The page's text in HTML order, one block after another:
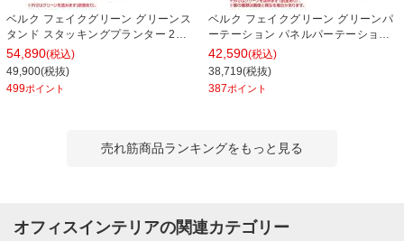
ベルク フェイクグリーン グリーンス
タンド スタッキングプランター 2段
タイプ BOXプランター アイアン風脚
人工 造花 GR2553 幅500×奥行500×
高さ1100mm
54,890(税込)
49,900(税抜)
499ポイント
ベルク フェイクグリーン グリーンパ
ーテーション パネルパーテーション
ルーバータイプ 観葉植物 人口 幅
724×奥行300×高さ1300mm
42,590(税込)
38,719(税抜)
387ポイント
売れ筋商品ランキングをもっと見る
オフィスインテリアの関連カテゴリー